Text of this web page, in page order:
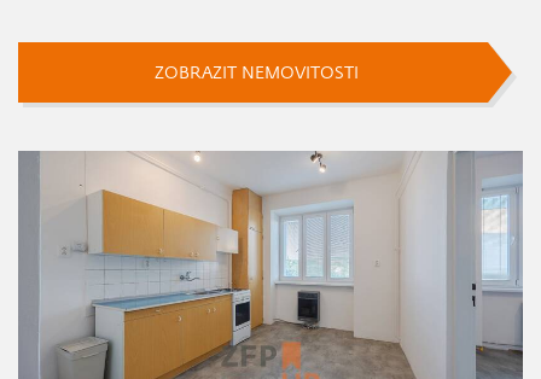
ZOBRAZIT NEMOVITOSTI